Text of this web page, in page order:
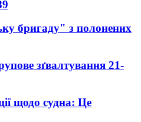
бригаду" з полонених
зґвалтування 21-
щодо судна: Це